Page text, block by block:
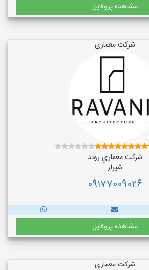
مشاهده پروفایل
شرکت معماری
شركت معماري روند
شیراز
09177009026
مشاهده پروفایل
شرکت معماری